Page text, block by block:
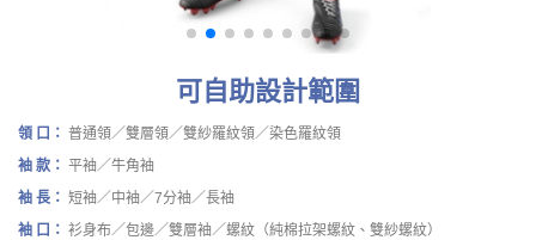
可自助設計範圍
領 口： 普通領／雙層領／雙紗羅紋領／染色羅紋領
袖 款： 平袖／牛角袖
袖 長： 短袖／中袖／7分袖／長袖
袖 口： 衫身布／包邊／雙層袖／螺紋（純棉拉架螺紋、雙紗螺紋）